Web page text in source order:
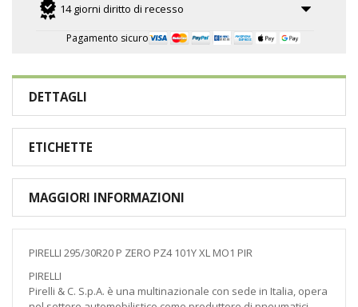
14 giorni diritto di recesso
Pagamento sicuro
DETTAGLI
ETICHETTE
MAGGIORI INFORMAZIONI
PIRELLI 295/30R20 P ZERO PZ4 101Y XL MO1 PIR
PIRELLI
Pirelli & C. S.p.A. è una multinazionale con sede in Italia, opera